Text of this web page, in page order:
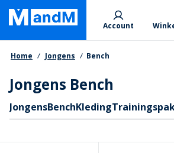
Skip
main
content
Primary departments
Account
Kruimelpad
Home Jongens Bench
Jongens Bench
Quicklinks
JongensBenchKleding